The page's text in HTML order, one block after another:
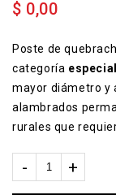
$ 0,00
Poste de
categoría especial
mayor diámetro y
alambrados
rurales que